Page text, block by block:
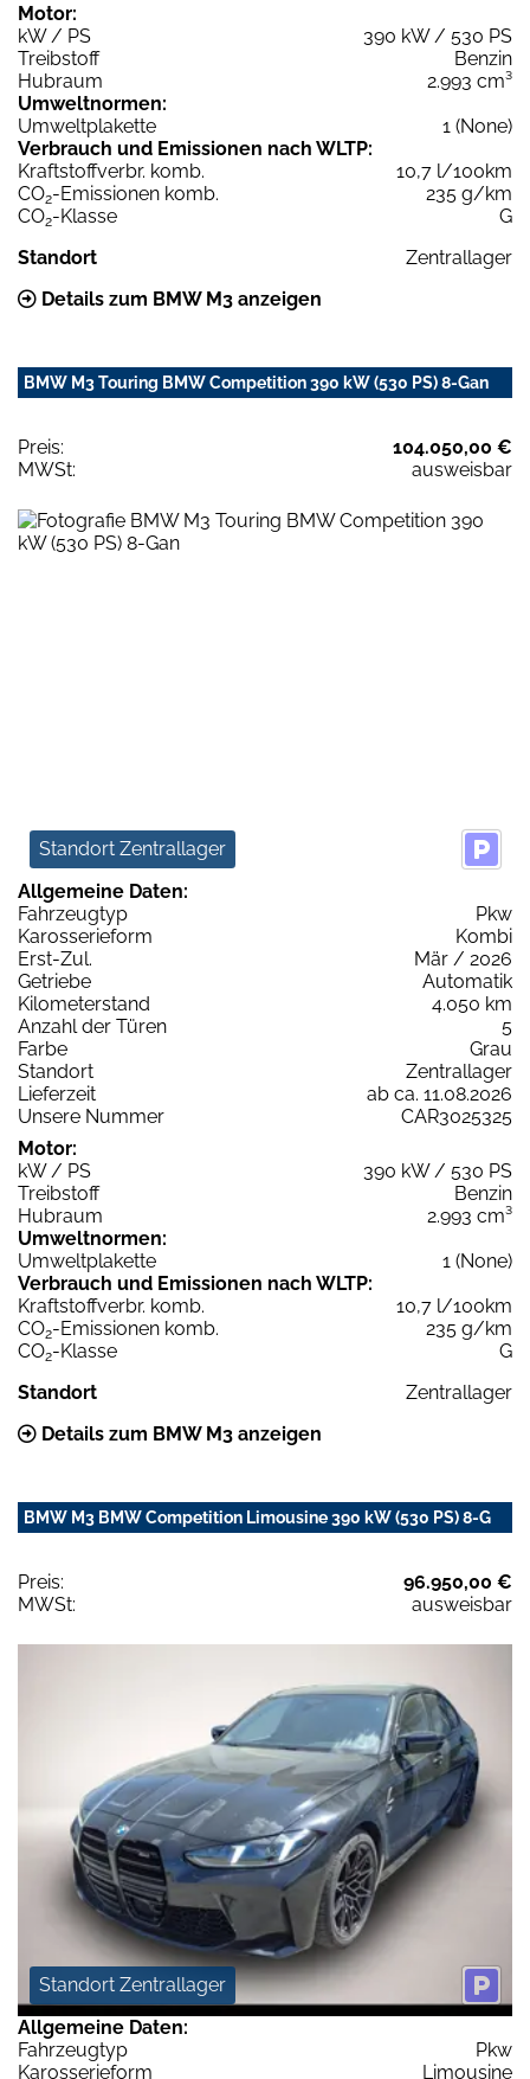
Motor:
kW / PS
390 kW / 530 PS
Treibstoff
Benzin
Hubraum
2.993 cm³
Umweltnormen:
Umweltplakette
1 (None)
Verbrauch und Emissionen nach WLTP:
Kraftstoffverbr. komb.
10,7 l/100km
CO2-Emissionen komb.
235 g/km
CO2-Klasse
G
Standort
Zentrallager
Details zum BMW M3 anzeigen
BMW M3 Touring BMW Competition 390 kW (530 PS) 8-Gan
Preis:
104.050,00 €
MWSt:
ausweisbar
Standort Zentrallager
Allgemeine Daten:
Fahrzeugtyp
Pkw
Karosserieform
Kombi
Erst-Zul.
Mär / 2026
Getriebe
Automatik
Kilometerstand
4.050 km
Anzahl der Türen
5
Farbe
Grau
Standort
Zentrallager
Lieferzeit
ab ca. 11.08.2026
Unsere Nummer
CAR3025325
Motor:
kW / PS
390 kW / 530 PS
Treibstoff
Benzin
Hubraum
2.993 cm³
Umweltnormen:
Umweltplakette
1 (None)
Verbrauch und Emissionen nach WLTP:
Kraftstoffverbr. komb.
10,7 l/100km
CO2-Emissionen komb.
235 g/km
CO2-Klasse
G
Standort
Zentrallager
Details zum BMW M3 anzeigen
BMW M3 BMW Competition Limousine 390 kW (530 PS) 8-G
Preis:
96.950,00 €
MWSt:
ausweisbar
Standort Zentrallager
Allgemeine Daten:
Fahrzeugtyp
Pkw
Karosserieform
Limousine